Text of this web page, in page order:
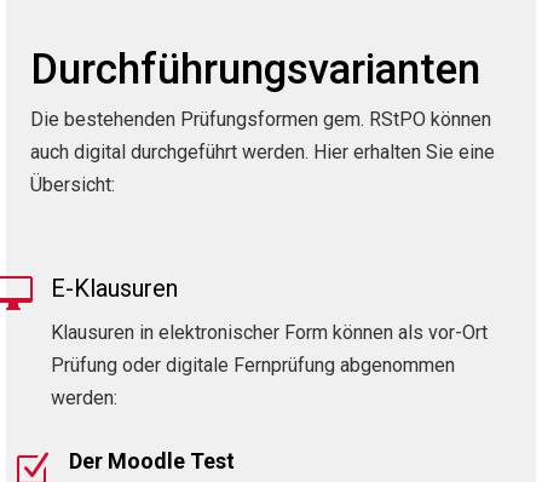
Durchführungsvarianten
Die bestehenden Prüfungsformen gem. RStPO können
auch digital durchgeführt werden. Hier erhalten Sie eine
Übersicht:
E-Klausuren
Klausuren in elektronischer Form können als vor-Ort
Prüfung oder digitale Fernprüfung abgenommen
werden:
Z Der Moodle Test